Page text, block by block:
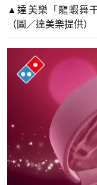
▲達美樂「龍蝦舞
（圖／達美樂提供）